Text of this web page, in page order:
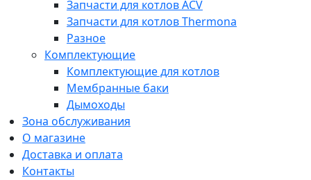
Запчасти для котлов ACV
Запчасти для котлов Thermona
Разное
Комплектующие
Комплектующие для котлов
Мембранные баки
Дымоходы
Зона обслуживания
О магазине
Доставка и оплата
Контакты